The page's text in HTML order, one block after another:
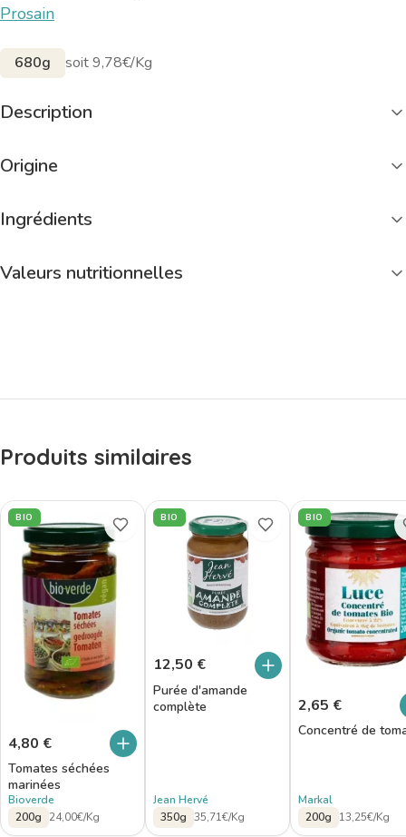
Prosain
680g soit 9,78€/Kg
Description
Origine
Ingrédients
Valeurs nutritionnelles
Produits similaires
BIO
4,80 €
Tomates séchées
marinées
Bioverde
200g
24,00€/Kg
BIO
12,50 €
Purée d'amande
complète
Jean Hervé
350g 35,71€/Kg
BIO
2,65 €
Concentré de
Markal
200g
13,25€/Kg